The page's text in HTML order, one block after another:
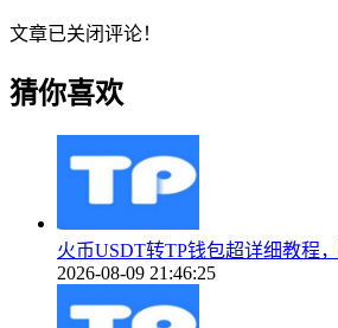
文章已关闭评论！
猜你喜欢
火币USDT转TP钱包超详细教程
2026-08-09 21:46:25